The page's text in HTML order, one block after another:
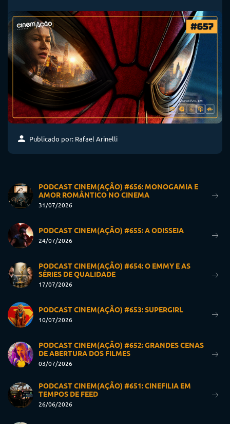
Publicado por: Rafael Arinelli
PODCAST CINEM(AÇÃO) #656: MONOGAMIA E
AMOR ROMÂNTICO NO CINEMA
31/07/2026
PODCAST CINEM(AÇÃO) #655: A ODISSEIA
24/07/2026
PODCAST CINEM(AÇÃO) #654: O EMMY E AS
SÉRIES DE QUALIDADE
17/07/2026
PODCAST CINEM(AÇÃO) #653: SUPERGIRL
10/07/2026
PODCAST CINEM(AÇÃO) #652: GRANDES CENAS
DE ABERTURA DOS FILMES
03/07/2026
PODCAST CINEM(AÇÃO) #651: CINEFILIA EM
TEMPOS DE FEED
26/06/2026